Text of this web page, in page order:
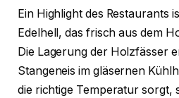
Ein Highlight des Restaurants
Edelhell, das frisch aus dem
Die Lagerung der Holzfässer
Stangeneis im gläsernen
die richtige Temperatur sorgt,